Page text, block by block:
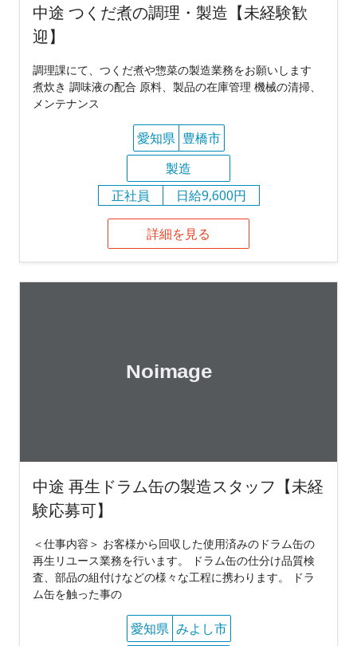
中途 つくだ煮の調理・製造【未経験歓
迎】
調理課にて、つくだ煮や惣菜の製造業務をお願いします
煮炊き 調味液の配合 原料、製品の在庫管理 機械の清掃、
メンテナンス
愛知県 豊橋市
製造
正社員
日給9,600円
詳細を見る
中途 再生ドラム缶の製造スタッフ【未経
験応募可】
＜仕事内容＞ お客様から回収した使用済みのドラム缶の
再生リユース業務を行います。 ドラム缶の仕分け品質検
査、部品の組付けなどの様々な工程に携わります。 ドラ
ム缶を触った事の
愛知県 みよし市